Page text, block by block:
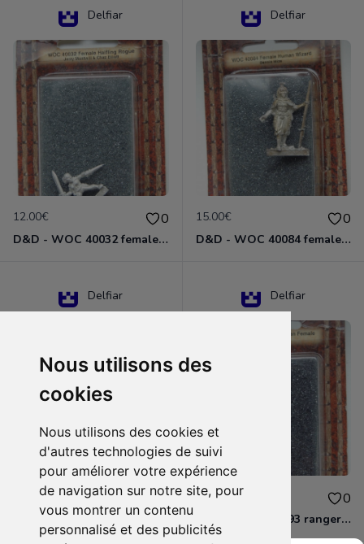
Nous utilisons des
cookies
Nous utilisons des cookies et
d'autres technologies de suivi
pour améliorer votre expérience
de navigation sur notre site, pour
vous montrer un contenu
personnalisé et des publicités
Delfiar
12.00€ 0
D&D - WOC 40032 female halfling rogue Miniature - Donjons Dragons
Delfiar
15.00€ 0
D&D - WOC 40084 female human wizard Miniature - Donjons Dragons
Delfiar
15.00€ 0
D&D - 88286 paladin human male Miniature - Donjons Dragons
Delfiar
12.00€ 0
D&D - WOC 40093 ranger human female Miniature - Donjons Dragons